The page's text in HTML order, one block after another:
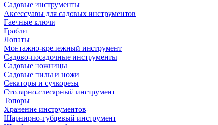
Садовые инструменты
Аксессуары для садовых инструментов
Гаечные ключи
Грабли
Лопаты
Монтажно-крепежный инструмент
Садово-посадочные инструменты
Садовые ножницы
Садовые пилы и ножи
Секаторы и сучкорезы
Столярно-слесарный инструмент
Топоры
Хранение инструментов
Шарнирно-губцевый инструмент